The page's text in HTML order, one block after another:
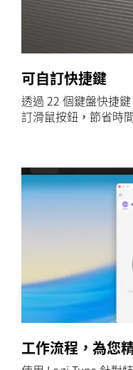
可自訂快捷鍵
透過 22 個鍵盤快捷
訂滑鼠按鈕，節省時
工作流程，為您